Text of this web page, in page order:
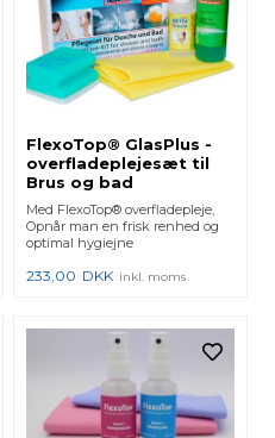
FlexoTop® GlasPlus -
overfladeplejesæt til
Brus og bad
Med FlexoTop® overfladepleje,
Opnår man en frisk renhed og
optimal hygiejne
233,00 DKK inkl. moms